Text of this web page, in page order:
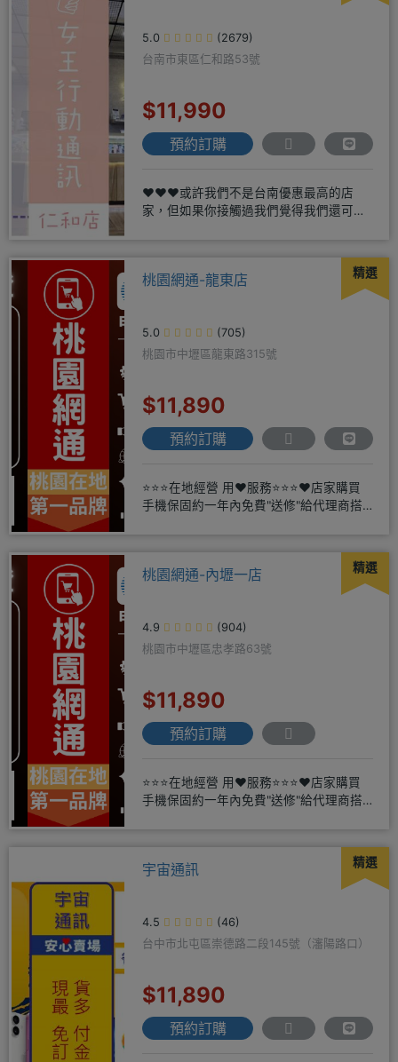
5.0
(2679)
台南市東區仁和路53號
$11,990
預約訂購
❤️❤️❤️或許我們不是台南優惠最高的店
家，但如果你接觸過我們覺得我們還可
精選
桃園網通-龍東店
5.0
(705)
桃園市中壢區龍東路315號
$11,890
預約訂購
⭐⭐⭐在地經營 用❤️服務⭐⭐⭐❤️店家購買
手機保固約一年內免費"送修"給代理商搭
精選
桃園網通-內壢一店
4.9
(904)
桃園市中壢區忠孝路63號
$11,890
預約訂購
⭐⭐⭐在地經營 用❤️服務⭐⭐⭐❤️店家購買
手機保固約一年內免費"送修"給代理商搭
精選
宇宙通訊
4.5
(46)
台中市北屯區崇德路二段145號（瀋陽路口）
$11,890
預約訂購